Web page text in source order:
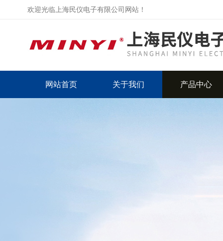
欢迎光临上海民仪电子有限公司网站！
网站首页 关于我们 产品中心